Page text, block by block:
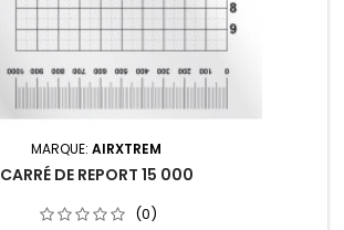
MARQUE: AIRXTREM
CARRÉ DE REPORT 15 000
(0)